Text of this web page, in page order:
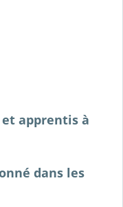
apprentis à
dans les